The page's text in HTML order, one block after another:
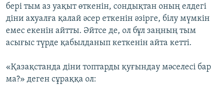
бері тым аз уақыт өткенін, сондықтан оның елдегі
діни ахуалға қалай әсер еткенін әзірге, білу мүмкін
емес екенін айтты. Әйтсе де, ол бұл заңның тым
асығыс түрде қабылданып кеткенін айта кетті.
«Қазақстанда діни топтарды қуғындау мәселесі бар
ма?» деген сұраққа ол: